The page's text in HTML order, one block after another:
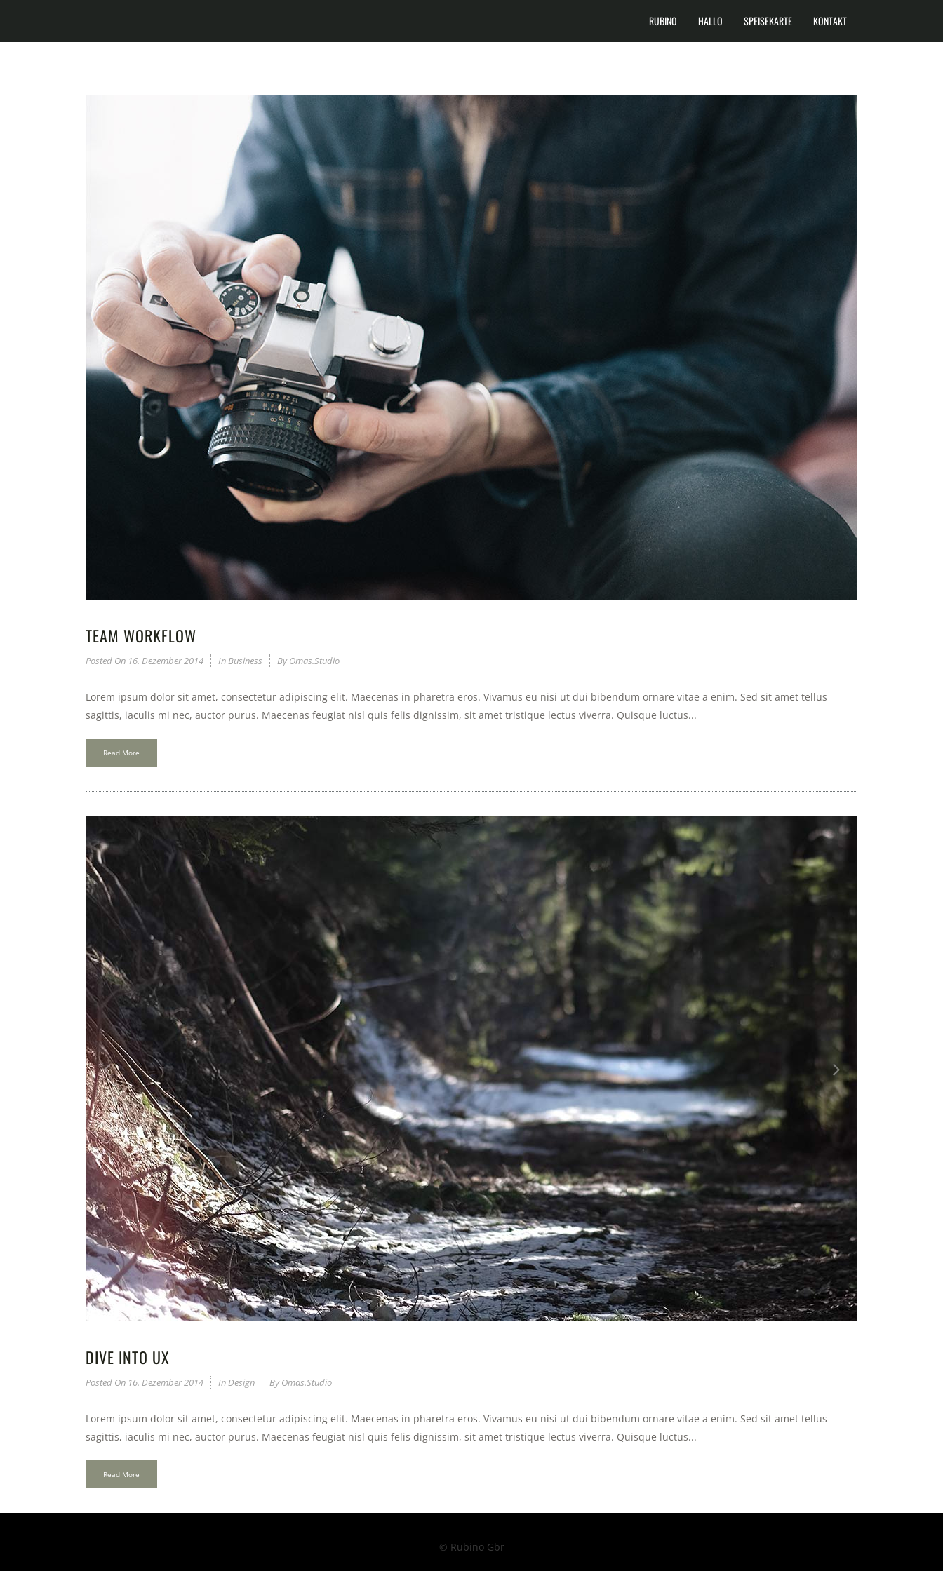
RUBINO HALLO SPEISEKARTE KONTAKT
TEAM WORKFLOW
Posted On 16. Dezember 2014 InBusiness ByOmas.studio
Lorem ipsum dolor sit amet, consectetur adipiscing elit. Maecenas in pharetra eros. Vivamus eu nisi ut dui bibendum ornare vitae a enim. Sed sit amet tellus
sagittis, iaculis mi nec, auctor purus. Maecenas feugiat nisl quis felis dignissim, sit amet tristique lectus viverra. Quisque luctus...
Read More
DIVE INTO UX
Posted On 16. Dezember 2014 InDesign ByOmas.studio
Lorem ipsum dolor sit amet, consectetur adipiscing elit. Maecenas in pharetra eros. Vivamus eu nisi ut dui bibendum ornare vitae a enim. Sed sit amet tellus
sagittis, iaculis mi nec, auctor purus. Maecenas feugiat nisl quis felis dignissim, sit amet tristique lectus viverra. Quisque luctus...
Read More
© Rubino Gbr